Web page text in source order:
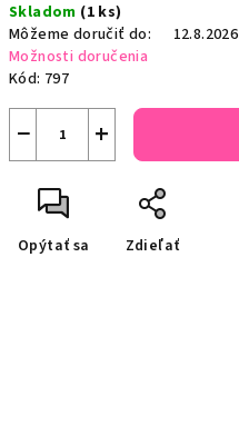
cena:
Skladom (1 ks)
Môžeme doručiť do:
12.8.2026
Možnosti doručenia
Kód: 797
+
−
Opýtať sa Zdieľať